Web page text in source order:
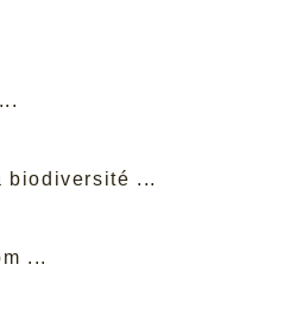
biodiversité ...
...